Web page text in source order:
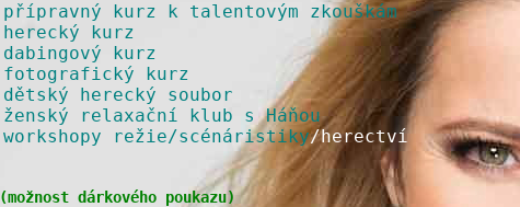
přípravný kurz k talentovým zkouškám
herecký kurz
dabingový kurz
fotografický kurz
dětský herecký soubor
ženský relaxační klub s Háňou
workshopy režie/scénáristiky/herectví
(možnost dárkového poukazu)